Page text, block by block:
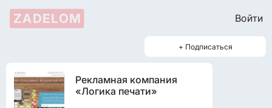
ZADELOM Войти
+ Подписаться
Рекламная компания
«Логика печати»